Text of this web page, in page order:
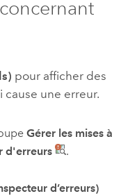
pour afficher des
cause une erreur.
Gérer les mises à
d'erreurs .
d’erreurs)